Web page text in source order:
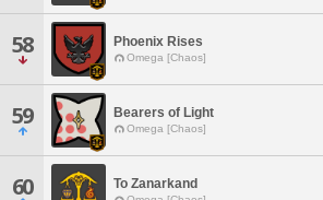
58 Phoenix Rises
Omega [Chaos]
59 Bearers of Light
Omega [Chaos]
60 To Zanarkand